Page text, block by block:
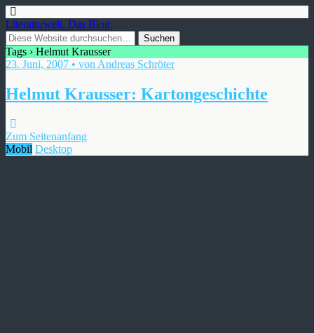
Literaturwelt. Das Blog.
Tags › Helmut Krausser
23. Juni, 2007 • von Andreas Schröter
Helmut Krausser: Kartongeschichte
Zum Seitenanfang
Mobil Desktop